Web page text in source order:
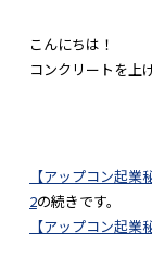
こんにちは！
コンクリートを上
【アップコン起業
2の続きです。
【アップコン起業